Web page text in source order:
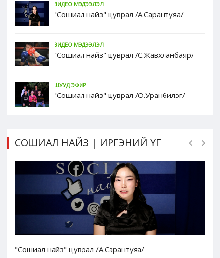
ВИДЕО МЭДЭЭЛЭЛ
"Сошиал найз" цуврал /А.Сарантуяа/
ВИДЕО МЭДЭЭЛЭЛ
"Сошиал найз" цуврал /С.Жавхланбаяр/
ШУУД ЭФИР
"Сошиал найз" цуврал /О.Уранбилэг/
СОШИАЛ НАЙЗ | ИРГЭНИЙ ҮГ
"Сошиал найз" цуврал /А.Сарантуяа/